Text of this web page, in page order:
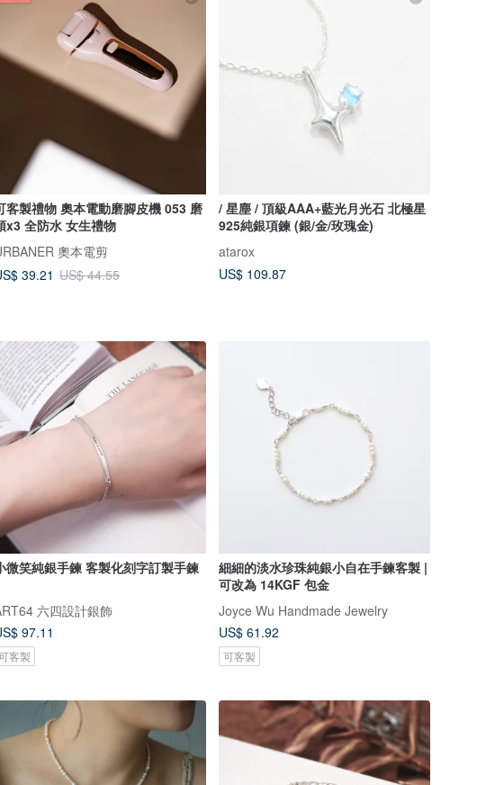
客製禮物 奧本電動磨腳皮機 053 磨
x3 全防水 女生禮物
奧本電剪
39.21 US$ 44.55
/ 星塵 / 頂級AAA+藍光月光石 北極星
925純銀項鍊 (銀/金/玫瑰金)
atarox
US$ 109.87
微笑純銀手鍊 客製化刻字訂製手鍊
六四設計銀飾
97.11
客製
細細的淡水珍珠純銀小自在手鍊客製 |
可改為 14KGF 包金
Joyce Wu Handmade Jewelry
US$ 61.92
可客製